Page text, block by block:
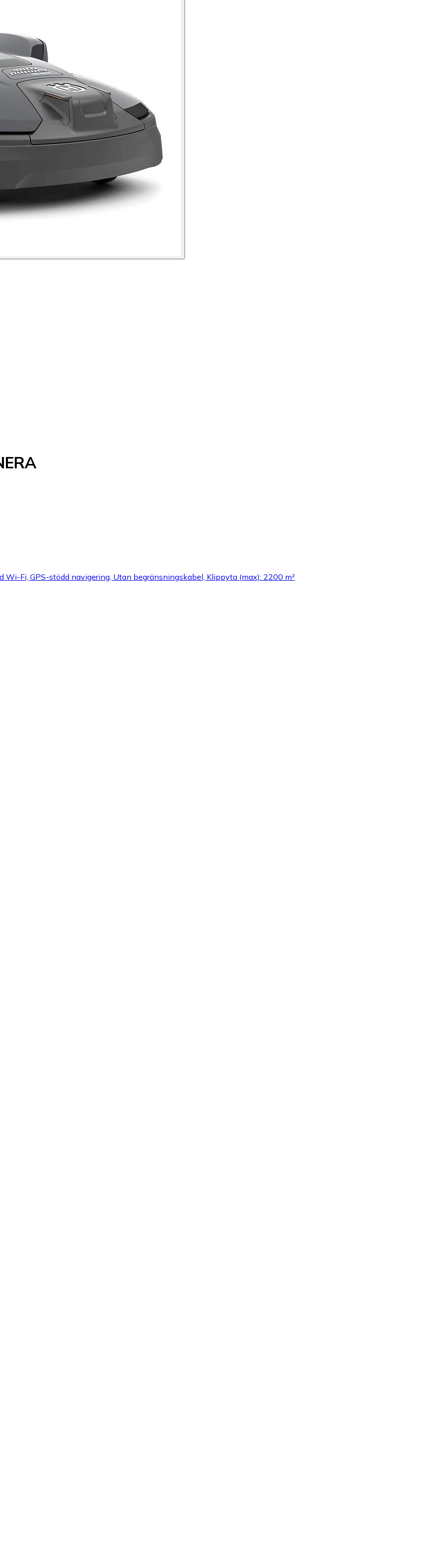
Fi, GPS-stödd navigering, Utan begränsningskabel, Klippyta (max): 2200 m²